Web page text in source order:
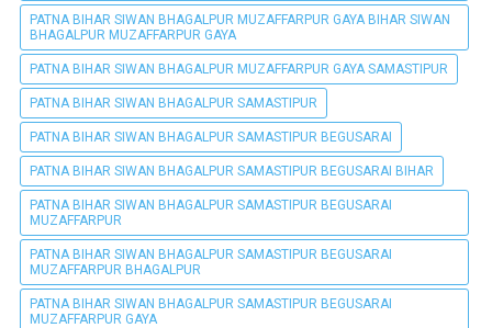
PATNA BIHAR SIWAN BHAGALPUR MUZAFFARPUR GAYA BIHAR SIWAN
BHAGALPUR MUZAFFARPUR GAYA
PATNA BIHAR SIWAN BHAGALPUR MUZAFFARPUR GAYA SAMASTIPUR
PATNA BIHAR SIWAN BHAGALPUR SAMASTIPUR
PATNA BIHAR SIWAN BHAGALPUR SAMASTIPUR BEGUSARAI
PATNA BIHAR SIWAN BHAGALPUR SAMASTIPUR BEGUSARAI BIHAR
PATNA BIHAR SIWAN BHAGALPUR SAMASTIPUR BEGUSARAI
MUZAFFARPUR
PATNA BIHAR SIWAN BHAGALPUR SAMASTIPUR BEGUSARAI
MUZAFFARPUR BHAGALPUR
PATNA BIHAR SIWAN BHAGALPUR SAMASTIPUR BEGUSARAI
MUZAFFARPUR GAYA